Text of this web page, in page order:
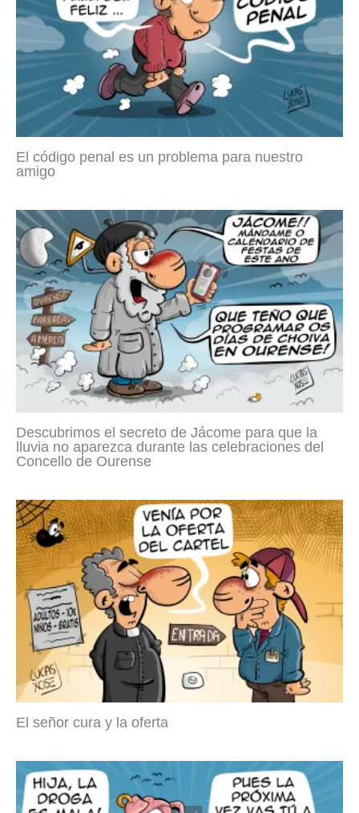
El código penal es un problema para nuestro
amigo
Descubrimos el secreto de Jácome para que la
lluvia no aparezca durante las celebraciones del
Concello de Ourense
El señor cura y la oferta